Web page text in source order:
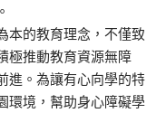
本的教育理念，不僅致
極推動教育資源無障
進。為讓有心向學的特
環境，幫助身心障礙學